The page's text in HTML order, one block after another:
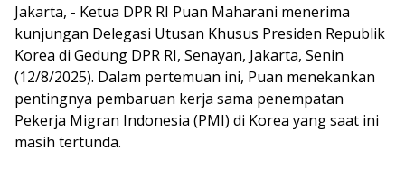
Jakarta, - Ketua DPR RI Puan Maharani menerima
kunjungan Delegasi Utusan Khusus Presiden Republik
Korea di Gedung DPR RI, Senayan, Jakarta, Senin
(12/8/2025). Dalam pertemuan ini, Puan menekankan
pentingnya pembaruan kerja sama penempatan
Pekerja Migran Indonesia (PMI) di Korea yang saat ini
masih tertunda.